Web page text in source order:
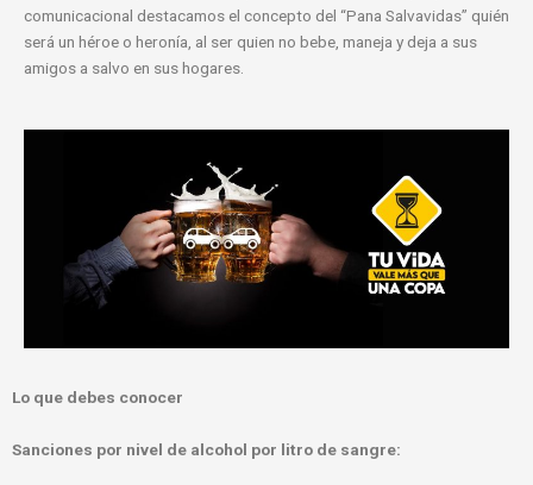
comunicacional destacamos el concepto del “Pana Salvavidas” quién
será un héroe o heronía, al ser quien no bebe, maneja y deja a sus
amigos a salvo en sus hogares.
Lo que debes conocer
Sanciones por nivel de alcohol por litro de sangre: